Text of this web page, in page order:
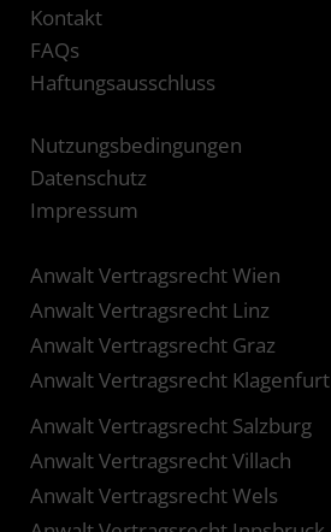
Kontakt
FAQs
Haftungsausschluss
Nutzungsbedingungen
Datenschutz
Impressum
Anwalt Vertragsrecht Wien
Anwalt Vertragsrecht Linz
Anwalt Vertragsrecht Graz
Anwalt Vertragsrecht Klagenfurt
Anwalt Vertragsrecht Salzburg
Anwalt Vertragsrecht Villach
Anwalt Vertragsrecht Wels